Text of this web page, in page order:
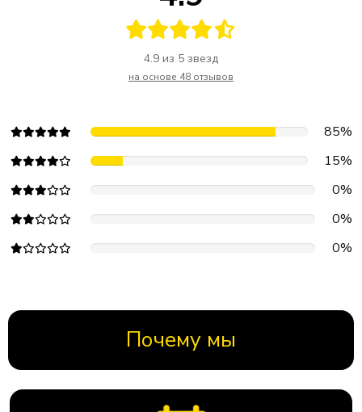
4.9 из 5 звезд
на основе 48 отзывов
85%
15%
0%
0%
0%
Почему мы